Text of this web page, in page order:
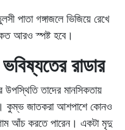
পাতা গঙ্গাজলে ভিজিয়ে রেখে
আরও স্পষ্ট হবে।
রাডার
উপস্থিতি তাদের মানসিকতায়
কুম্ভ জাতকরা আশপাশে কোনও
আঁচ করতে পারেন। একটা মৃদু